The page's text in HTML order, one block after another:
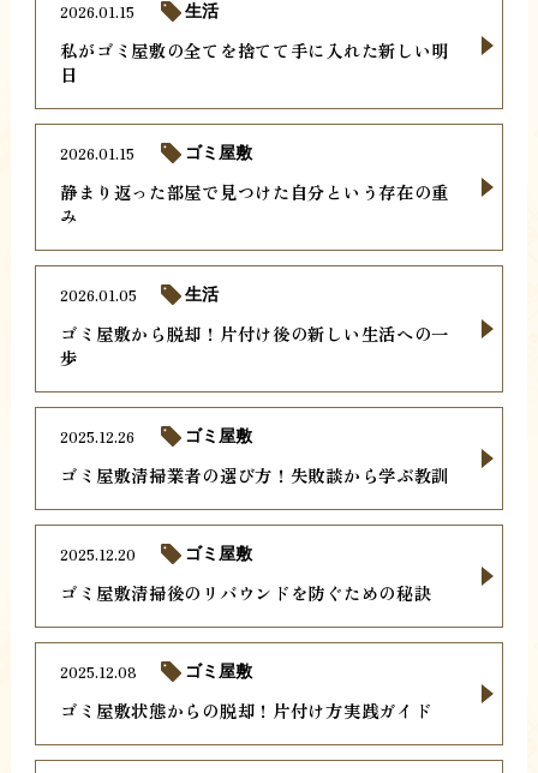
私がゴミ屋敷の全てを捨てて手に入れた新しい明
日
2026.01.15 生活
静まり返った部屋で見つけた自分という存在の重
み
2026.01.15 ゴミ屋敷
ゴミ屋敷から脱却！片付け後の新しい生活への一
歩
2026.01.05 生活
ゴミ屋敷清掃業者の選び方！失敗談から学ぶ教訓
2025.12.26 ゴミ屋敷
ゴミ屋敷清掃後のリバウンドを防ぐための秘訣
2025.12.20 ゴミ屋敷
ゴミ屋敷状態からの脱却！片付け方実践ガイド
2025.12.08 ゴミ屋敷